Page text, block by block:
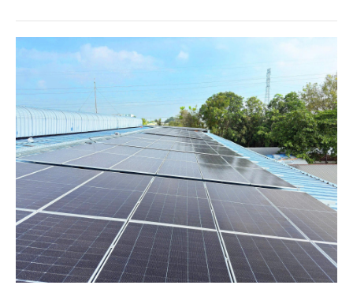
SeABank tiếp tục duy trì hoạt động hiệu quả, mở
rộng tín dụng, củng cố nguồn vốn và đảm bảo các
chỉ tiêu an toàn.